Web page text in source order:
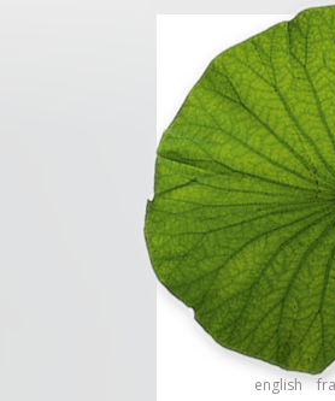
Barrierefrei Blumen bestellen mit
english